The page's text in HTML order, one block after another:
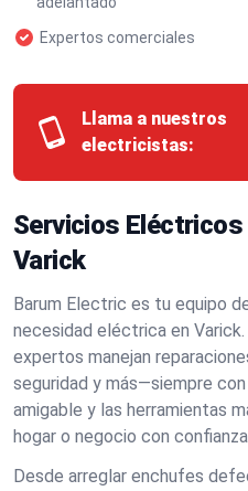
Expertos comerciales
Llama a nuestros
electricistas:
Servicios
Varick
Barum Electric es tu equipo
necesidad eléctrica en
expertos manejan
seguridad y más—siempre
amigable y las herramientas
hogar o negocio con
Desde arreglar enchufes